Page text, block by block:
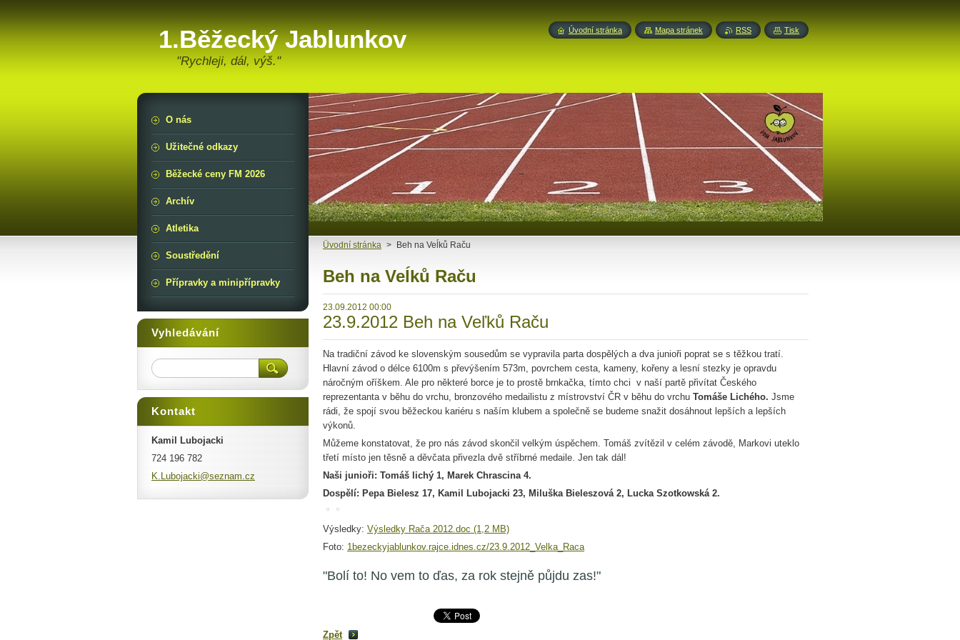
1.Běžecký Jablunkov
"Rychleji, dál, výš."
Üvodní stránka > Beh na Veĺků Raču
Beh na Veĺků Raču
23.09.2012 00:00
23.9.2012 Beh na Veľků Raču
Na tradiční závod ke slovenským sousedům se vypravila parta dospělých a dva junioři poprat se s těžkou tratí.
Hlavní závod o délce 6100m s převýšením 573m, povrchem cesta, kameny, kořeny a lesní stezky je opravdu
náročným oříškem. Ale pro některé borce je to prostě brnkačka, tímto chci v naší partě přivítat Českého
reprezentanta v běhu do vrchu, bronzového medailistu z místrovství ČR v běhu do vrchu Tomáše Lichého. Jsme
rádi, že spojí svou běžeckou kariéru s naším klubem a společně se budeme snažit dosáhnout lepších a lepších
výkonů.
Můžeme konstatovat, že pro nás závod skončil velkým úspěchem. Tomáš zvítězil v celém závodě, Markovi uteklo
třetí místo jen těsně a děvčata přivezla dvě stříbrné medaile. Jen tak dál!
Naši junioři: Tomáš lichý 1, Marek Chrascina 4.
Dospělí: Pepa Bielesz 17, Kamil Lubojacki 23, Miluška Bieleszová 2, Lucka Szotkowská 2.
Výsledky: Výsledky Rača 2012.doc (1,2 MB)
Foto: 1bezeckyjablunkov.rajce.idnes.cz/23.9.2012_Velka_Raca
"Bolí to! No vem to ďas, za rok stejně půjdu zas!"
Zpět
O nás
Užitečné odkazy
Běžecké ceny FM 2026
Archív
Atletika
Soustředění
Přípravky a minipřípravky
Vyhledávání
Kontakt
Kamil Lubojacki
724 196 782
K.Lubojacki@seznam.cz
Úvodní stránka Mapa stránek RSS Tisk